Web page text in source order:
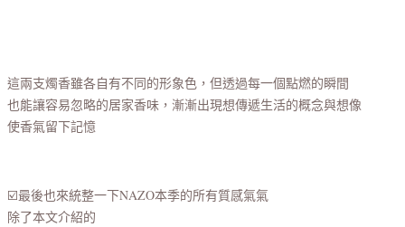
這兩支燭香雖各自有不同的形象色，但透過每一個點燃的瞬間
也能讓容易忽略的居家香味，漸漸出現想傳遞生活的概念與想像
使香氣留下記憶
☑️最後也來統整一下NAZO本季的所有質感氣氣
除了本文介紹的